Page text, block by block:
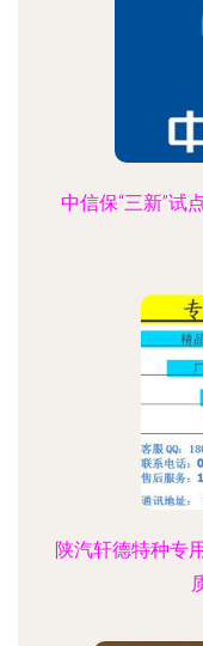
中信保“三新”试
陕汽轩德特种专